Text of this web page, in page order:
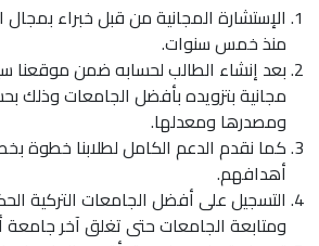
الإستشارة المجانية من قبل خبراء بمجال
منذ خمس سنوات.
بعد إنشاء الطالب لحسابه ضمن
مجانية بتزويده بأفضل الجامعات وذلك
ومصدرها ومعدلها.
كما نقدم الدعم الكامل لطلابنا خطوة
أهدافهم.
التسجيل على أفضل الجامعات التركية
ومتابعة الجامعات حتى تغلق آخر جامعة